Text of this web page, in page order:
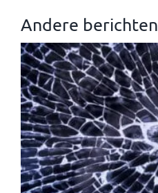
Andere berichten